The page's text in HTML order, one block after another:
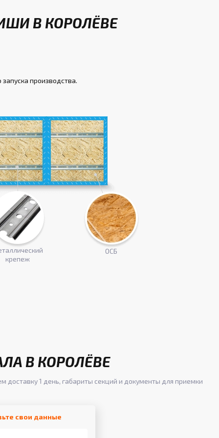
В КОРОЛЁВЕ
производства.
крепеж
ОСБ
В КОРОЛЁВЕ
доставку 1 день, габариты секций и документы для приемки
свои данные